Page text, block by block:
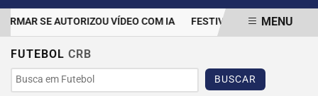
SE AUTORIZOU VÍDEO COM IA FESTIVAL DE INVERNO
EM ALTA
MENU
FUTEBOL CRB
BUSCAR